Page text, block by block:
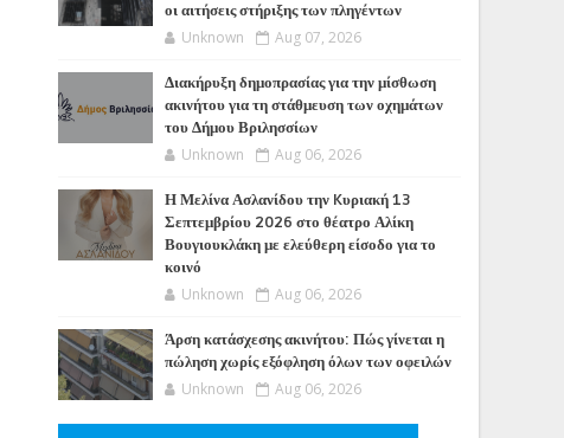
οι αιτήσεις στήριξης των πληγέντων
Unknown Aug 07, 2026
Διακήρυξη δημοπρασίας για την μίσθωση
ακινήτου για τη στάθμευση των οχημάτων
του Δήμου Βριλησσίων
Unknown Aug 06, 2026
Η Μελίνα Ασλανίδου την Kυριακή 13
Σεπτεμβρίου 2026 στο θέατρο Αλίκη
Βουγιουκλάκη με ελεύθερη είσοδο για το
κοινό
Unknown Aug 06, 2026
Άρση κατάσχεσης ακινήτου: Πώς γίνεται η
πώληση χωρίς εξόφληση όλων των οφειλών
Unknown Aug 06, 2026